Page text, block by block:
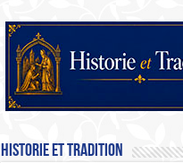
Historie et Tradition